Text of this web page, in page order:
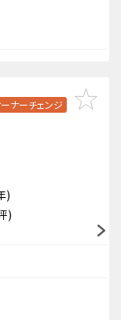
ナーチェンジ
)
)